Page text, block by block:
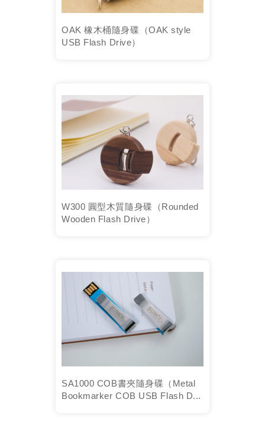
OAK 橡木桶隨身碟（OAK style
USB Flash Drive）
W300 圓型木質隨身碟（Rounded
Wooden Flash Drive）
SA1000 COB書夾隨身碟（Metal
Bookmarker COB USB Flash D...